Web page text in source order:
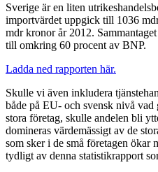
Sverige är en liten
importvärdet uppgick till 1036
mdr kronor år 2012.
till omkring 60 procent av BNP.
Ladda ned rapporten här.
Skulle vi även inkludera
både på EU- och svensk nivå
stora företag, skulle andelen bli
domineras värdemässigt av de
som sker i de små företagen ökar
tydligt av denna statistikrapport